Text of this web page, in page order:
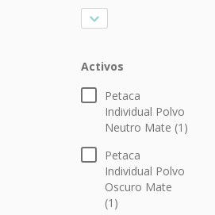
Activos
Petaca
Individual Polvo
Neutro Mate (1)
Petaca
Individual Polvo
Oscuro Mate
(1)